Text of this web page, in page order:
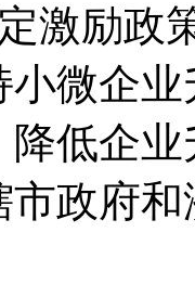
激励政
微企
低企
政府